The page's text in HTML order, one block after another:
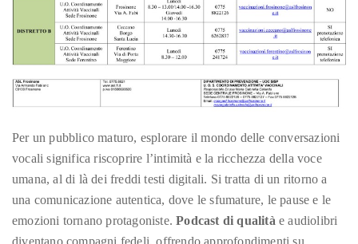
globe
destinations
and
the
very
best
those
Per un pubblico maturo, esplorare il mondo delle conversazioni
vocali significa riscoprire l’intimità e la ricchezza della voce
umana, al di là dei freddi testi digitali. Si tratta di un ritorno a
una comunicazione autentica, dove le sfumature, le pause e le
emozioni tornano protagoniste.Podcast di qualità e audiolibri
diventano compagni fedeli, offrendo approfondimenti su